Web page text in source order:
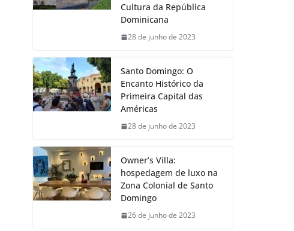
Cultura da República
Dominicana
28 de junho de 2023
Santo Domingo: O
Encanto Histórico da
Primeira Capital das
Américas
28 de junho de 2023
Owner’s Villa:
hospedagem de luxo na
Zona Colonial de Santo
Domingo
26 de junho de 2023